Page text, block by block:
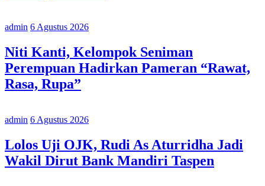
admin 6 Agustus 2026
Niti Kanti, Kelompok Seniman
Perempuan Hadirkan Pameran “Rawat,
Rasa, Rupa”
admin 6 Agustus 2026
Lolos Uji OJK, Rudi As Aturridha Jadi
Wakil Dirut Bank Mandiri Taspen